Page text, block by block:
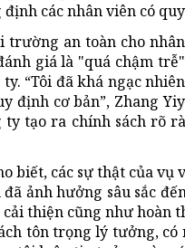
các nhân viên có
trường an toàn cho
giá là "quá chậm
“Tôi đã khá ngạc
định cơ bản”, Zhang
tạo ra chính sách rõ
biết, các sự thật của
ảnh hưởng sâu sắc
thiện cũng như hoàn
tôn trọng lý tưởng,